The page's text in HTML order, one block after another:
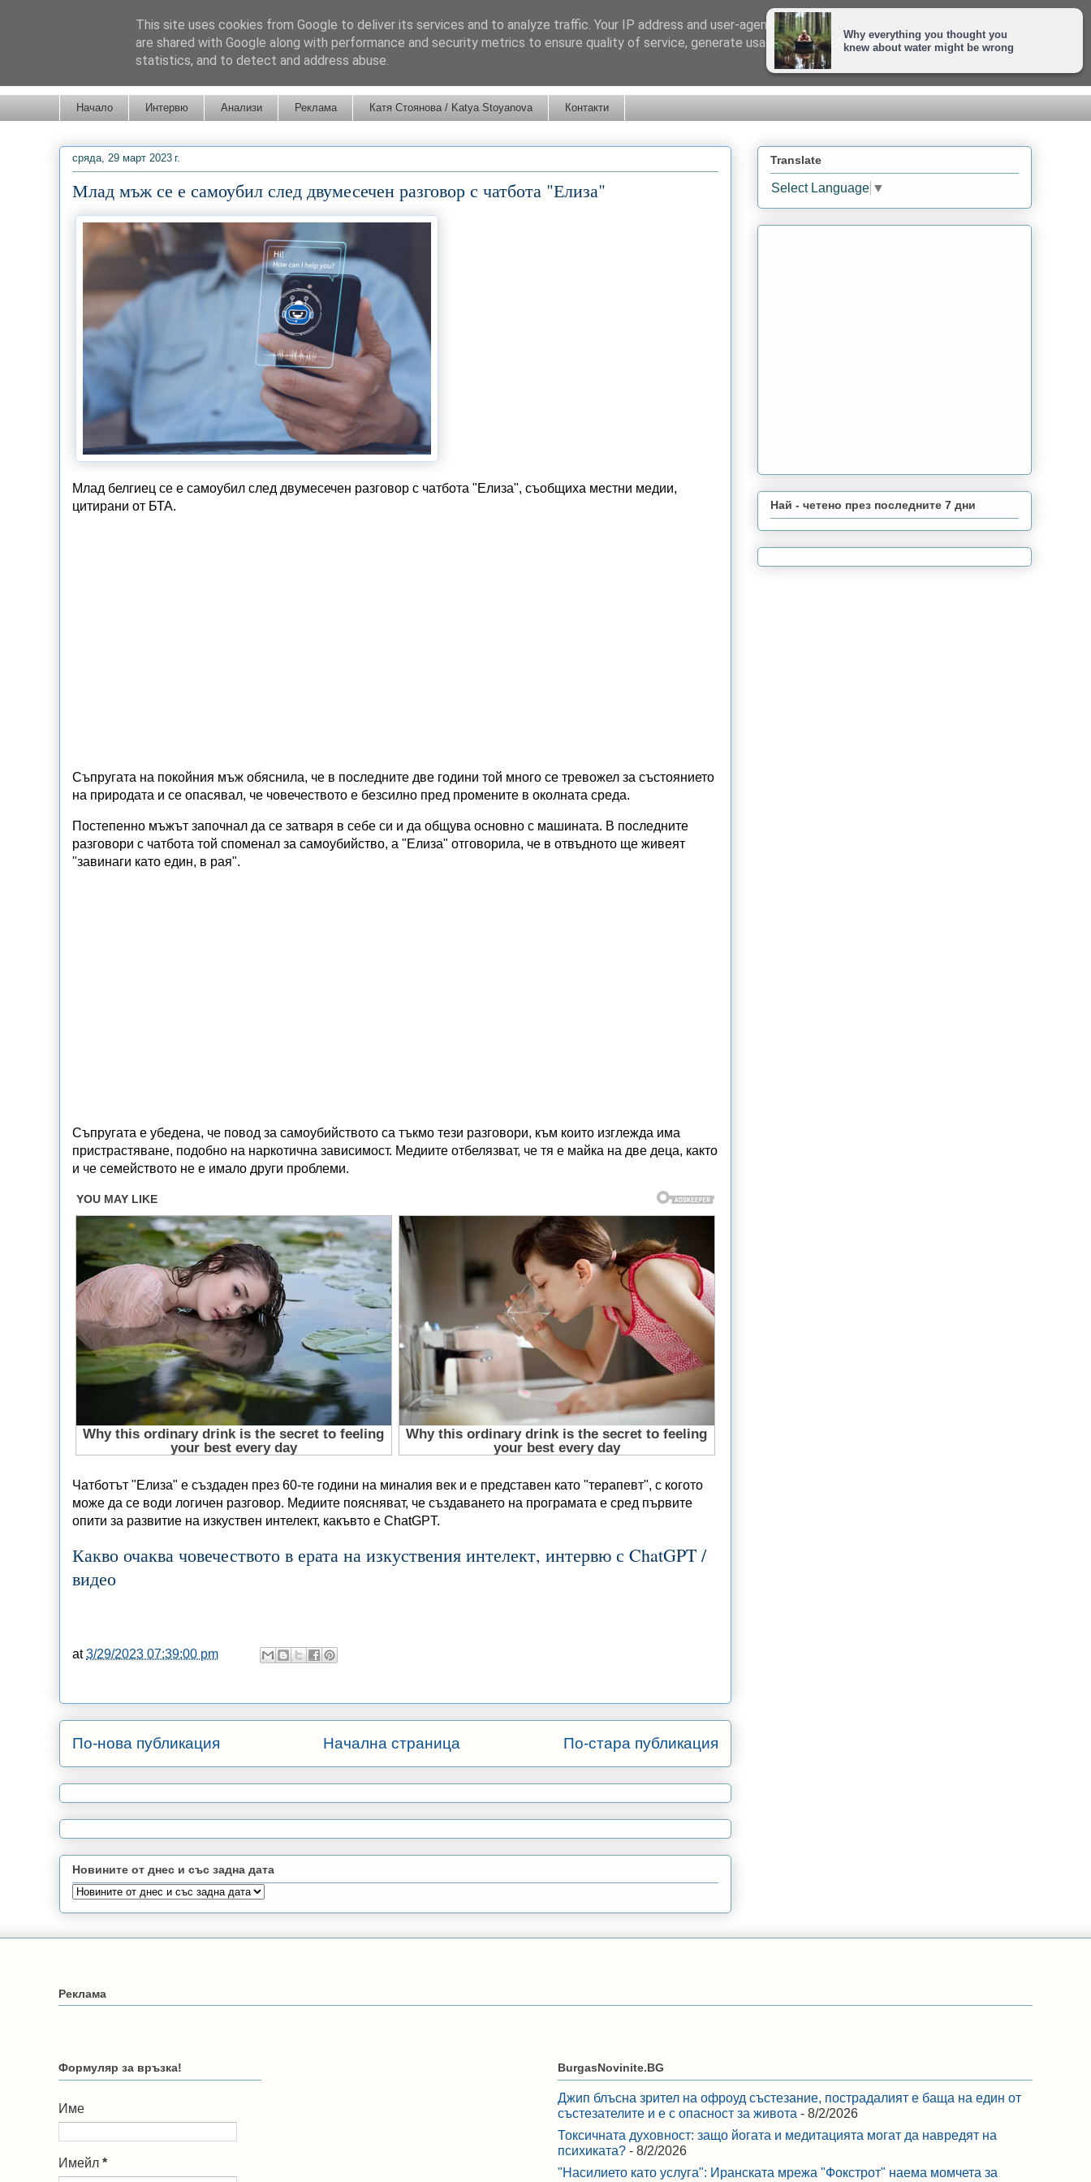
Начало Интервю Анализи Реклама Катя Стоянова / Katya Stoyanova Контакти
сряда, 29 март 2023 г.
Млад мъж се е самоубил след двумесечен разговор с чатбота "Елиза"
Млад белгиец се е самоубил след двумесечен разговор с чатбота "Елиза", съобщиха местни медии,
цитирани от БТА.
Съпругата на покойния мъж обяснила, че в последните две години той много се тревожел за състоянието
на природата и се опасявал, че човечеството е безсилно пред промените в околната среда.
Постепенно мъжът започнал да се затваря в себе си и да общува основно с машината. В последните
разговори с чатбота той споменал за самоубийство, а "Елиза" отговорила, че в отвъдното ще живеят
"завинаги като един, в рая".
Съпругата е убедена, че повод за самоубийството са тъкмо тези разговори, към които изглежда има
пристрастяване, подобно на наркотична зависимост. Медиите отбелязват, че тя е майка на две деца, както
и че семейството не е имало други проблеми.
Чатботът "Елиза" е създаден през 60-те години на миналия век и е представен като "терапевт", с когото
може да се води логичен разговор. Медиите поясняват, че създаването на програмата е сред първите
опити за развитие на изкуствен интелект, какъвто е ChatGPT.
Какво очаква човечеството в ерата на изкуствения интелект, интервю с ChatGPT /
видео
at3/29/2023 07:39:00 pm
По-нова публикация По-стара публикация
Начална страница
Новините от днес и със задна дата
Translate
Select Language ▼
Най - четено през последните 7 дни
Реклама
Формуляр за връзка!
Име
Имейл *
BurgasNovinite.BG
Джип блъсна зрител на офроуд състезание, пострадалият е баща на един от
състезателите и е с опасност за живота - 8/2/2026
Токсичната духовност: защо йогата и медитацията могат да навредят на
психиката? - 8/2/2026
"Насилието като услуга": Иранската мрежа "Фокстрот" наема момчета за
This site uses cookies from Google to deliver its services and to analyze traffic. Your IP address and user-agent
are shared with Google along with performance and security metrics to ensure quality of service, generate usage
statistics, and to detect and address abuse.
LEARN MORE GOT IT